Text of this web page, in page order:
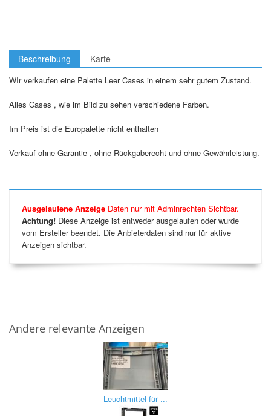
Beschreibung Karte
WIr verkaufen eine Palette Leer Cases in einem sehr gutem Zustand.
Alles Cases , wie im Bild zu sehen verschiedene Farben.
Im Preis ist die Europalette nicht enthalten
Verkauf ohne Garantie , ohne Rückgaberecht und ohne Gewährleistung.
Ausgelaufene Anzeige Daten nur mit Adminrechten Sichtbar.
Achtung! Diese Anzeige ist entweder ausgelaufen oder wurde
vom Ersteller beendet. Die Anbieterdaten sind nur für aktive
Anzeigen sichtbar.
Andere relevante Anzeigen
Leuchtmittel für ...